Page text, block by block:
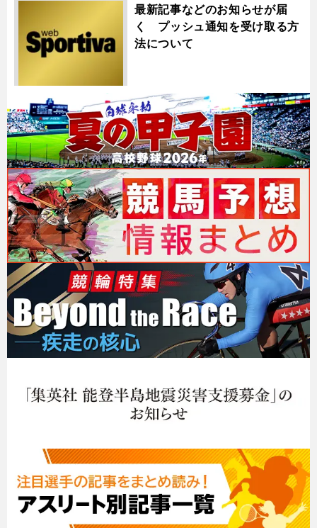
最新記事などのお知らせが届
く プッシュ通知を受け取る方
法について